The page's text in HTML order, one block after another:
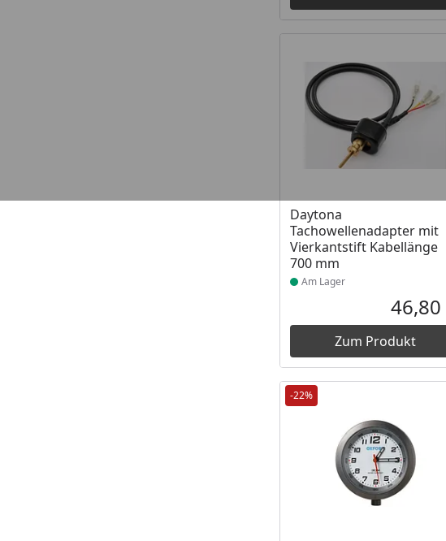
Daytona
Tachowellenadapter mit
Vierkantstift Kabellänge
700 mm
Produkt am Lager
Am Lager
46,80
Zum Produkt
-22%